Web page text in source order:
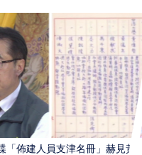
「佈建人員支津名冊」赫見黃